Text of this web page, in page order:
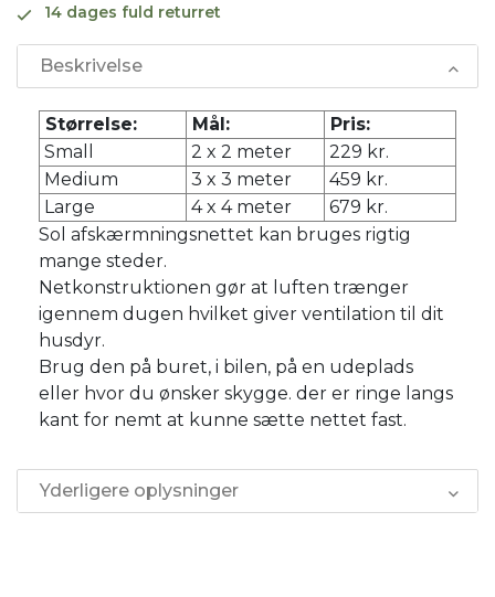
14 dages fuld returret
Beskrivelse
Størrelse: Mål:
Pris:
Small
2 x 2 meter
229 kr.
Medium
3 x 3 meter
459 kr.
Large
4 x 4 meter
679 kr.
Sol afskærmningsnettet kan bruges rigtig
mange steder.
Netkonstruktionen gør at luften trænger
igennem dugen hvilket giver ventilation til dit
husdyr.
Brug den på buret, i bilen, på en udeplads
eller hvor du ønsker skygge. der er ringe langs
kant for nemt at kunne sætte nettet fast.
Yderligere oplysninger